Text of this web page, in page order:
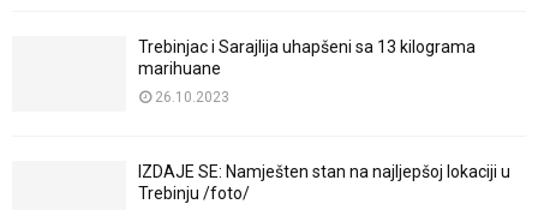
Trebinjac i Sarajlija uhapšeni sa 13 kilograma
marihuane
26.10.2023
IZDAJE SE: Namješten stan na najljepšoj lokaciji u
Trebinju /foto/